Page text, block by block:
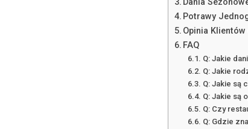
Dania
Potrawy
Opinia
FAQ
Q: Jakie
Q: Jakie
Q: Jakie są
Q: Jakie są
Q: Czy
Q: Gdzie